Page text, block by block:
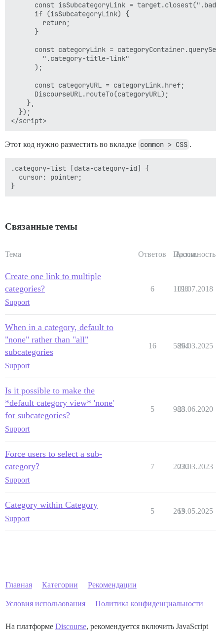
const isSubcategoryLink =
      if (isSubcategoryLink) {
        return;
      }
const categoryLink =
        ".category-title-link"
      );
      const categoryURL = categoryLink.href;
      DiscourseURL.routeTo(categoryURL);
    },
  });
Этот код нужно разместить во вкладке common > CSS .
.category-list [data-category-id] {
  cursor: pointer;
Связанные темы
Тема Ответов Просм.
Активность
Create one link to multiple
categories?
Support
6 1198
01.07.2018
When in a category, default to
"none" rather than "all"
subcategories
Support
16 5894
26.03.2025
Is it possible to make the
*default category view* 'none'
for subcategories?
Support
5 988
23.06.2020
Force users to select a sub-
category?
Support
7 2030
22.03.2023
Category within Category
Support
5 263
19.05.2025
Главная Категории Рекомендации
Условия использования Политика конфиденциальности
На платформе Discourse, рекомендуется включить JavaScript